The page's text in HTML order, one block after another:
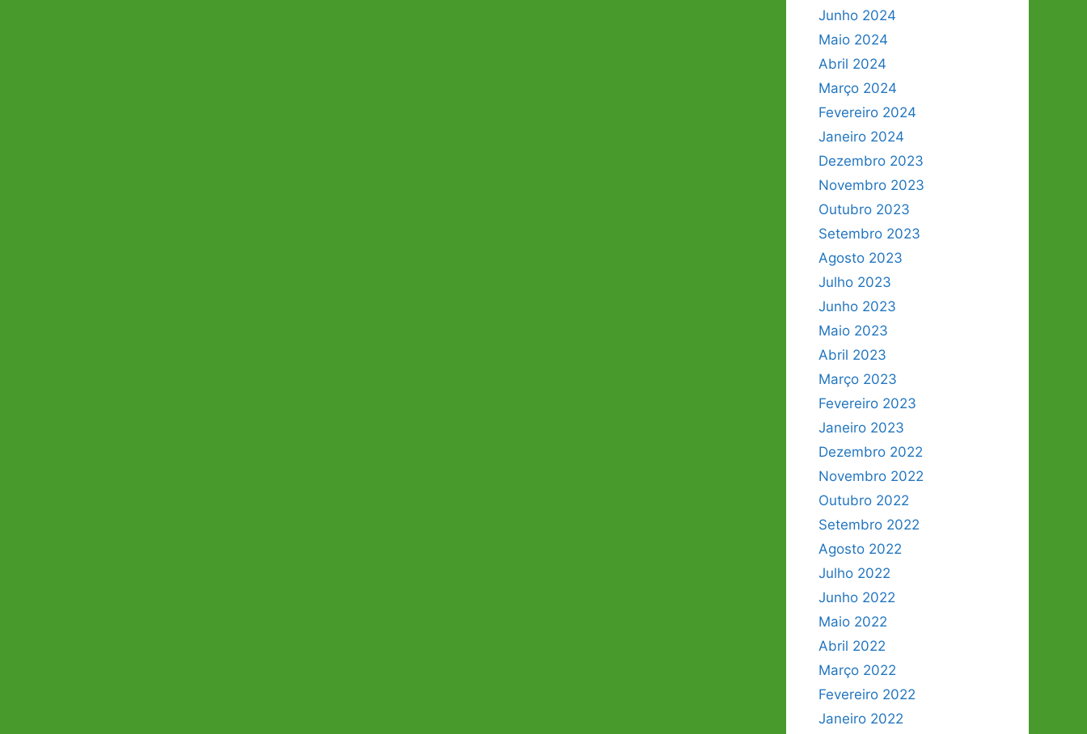
Junho 2024
Maio 2024
Abril 2024
Março 2024
Fevereiro 2024
Janeiro 2024
Dezembro 2023
Novembro 2023
Outubro 2023
Setembro 2023
Agosto 2023
Julho 2023
Junho 2023
Maio 2023
Abril 2023
Março 2023
Fevereiro 2023
Janeiro 2023
Dezembro 2022
Novembro 2022
Outubro 2022
Setembro 2022
Agosto 2022
Julho 2022
Junho 2022
Maio 2022
Abril 2022
Março 2022
Fevereiro 2022
Janeiro 2022